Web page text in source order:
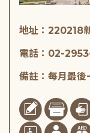
地址：220218
電話：02-
備註：每月最後